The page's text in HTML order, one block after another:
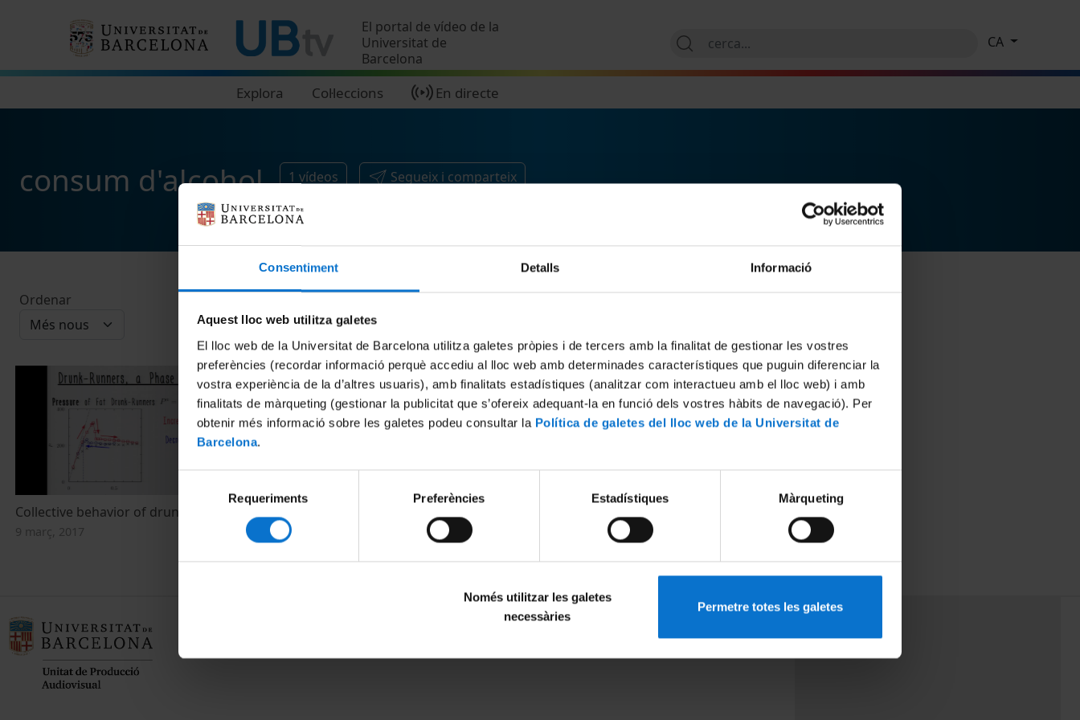
Consentiment Detalls Informació
Aquest lloc web utilitza galetes
El lloc web de la Universitat de Barcelona utilitza galetes pròpies i de tercers amb la finalitat de gestionar les vostres
preferències (recordar informació perquè accediu al lloc web amb determinades característiques que puguin diferenciar la
vostra experiència de la d’altres usuaris), amb finalitats estadístiques (analitzar com interactueu amb el lloc web) i amb
finalitats de màrqueting (gestionar la publicitat que s’ofereix adequant-la en funció dels vostres hàbits de navegació). Per
obtenir més informació sobre les galetes podeu consultar la Política de galetes del lloc web de la Universitat de
Barcelona.
consentiment
Requeriments Preferències Estadístiques Màrqueting
Només utilitzar les galetes
necessàries
Permetre totes les galetes
El portal de vídeo de la
Universitat de
Barcelona
Explora Col·leccions En directe
CA
consum d'alcohol 1 vídeos Segueix i comparteix
Ordenar
Collective behavior of drunk-runners
9 març, 2017
MENÚ PEU 1 PEU 3